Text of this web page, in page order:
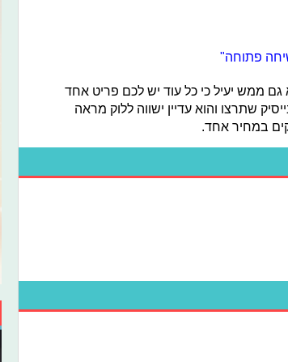
פתוחה"
ממש יעיל כי כל עוד יש לכם פריט אחד
שתרצו והוא עדיין ישווה ללוק מראה
במחיר אחד.